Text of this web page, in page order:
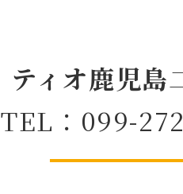
ティオ鹿児島
TEL：099-